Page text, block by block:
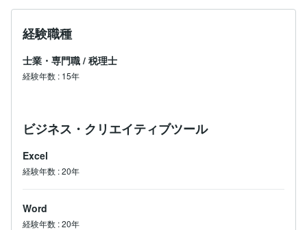
経験職種
士業・専門職 / 税理士
経験年数 : 15年
ビジネス・クリエイティブツール
Excel
経験年数 :20年
Word
経験年数 :20年